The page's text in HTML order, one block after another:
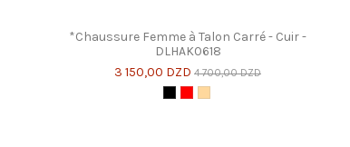
*Chaussure Femme à Talon Carré - Cuir -
DLHAK0618
3 150,00 DZD 4 700,00 DZD
NoirRougeBeige